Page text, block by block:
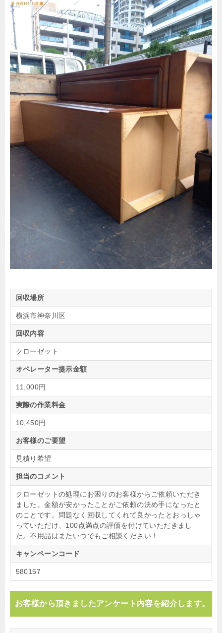
回収場所
横浜市神奈川区
回収内容
クローゼット
オペレーター提示金額
11,000円
実際の作業料金
10,450円
お客様のご要望
見積り希望
担当のコメント
クローゼットの処理にお困りのお客様からご依頼いただき
ました。金額が安かったことがご依頼の決め手になったと
のことです。問題なく回収してくれて良かったとおっしゃ
っていただけ、100点満点の評価を付けていただきまし
た。不用品はまたいつでもご相談ください！
キャンペーンコード
580157
お客様から頂きましたアンケート内容を紹介します。